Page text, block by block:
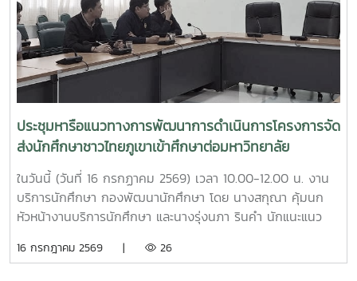
เนื่องจากปีการศึกษา 2568 จำนวน 9 ทุน2. จัดสรรทุนการศึกษา
ให้แก่นักศึกษารายใหม่ ประจำปีการศึกษา 2569 จำนวน 11 ทุนทุน
การศึกษาไม่ต่อเนื่อง (ให้ 1 ปีการศึกษา) 1. จัดสรรทุนการศึกษา
ให้แก่นักศึกษารายใหม่ ประจำปีการศึกษา 2569 จำนวน 5 ทุน
คือมหาวิทยาลัยแม่โจ้ - เชียงใหม่ จำนวน 3 ทุนมหาวิทยาลัยแม่โจ้
– แพร่ เฉลิมพระเกียรติ จำนวน 1 ทุนและมหาวิทยาลัยแม่โจ้ -
ชุมพร จำนวน 1 ทุนคุณสมบัติของผู้สมัครขอรับทุนการศึกษา1.
เป็นนักศึกษาระดับปริญญาตรีทุกชั้นปี ที่ลงทะเบียนเรียนภาค
เรียนที่ 1 ในปีการศึกษา 25692. เป็นนักศึกษาขาดแคลนทุน
ทรัพย์ในการศึกษา เป็นนักศึกษาที่มีความประพฤติ เรียบร้อย และ
ไม่เคยถูกลงโทษทางวินัยนักศึกษา3. ไม่เป็นนักศึกษาที่เป็น
ข้าราชการ พนักงานของรัฐ หรือพนักงานรัฐวิสาหกิจ4.
คะแนนเฉลี่ยสะสม (GPAX) รวมทุกรายวิชาเกรดเฉลี่ย 2.00 ขึ้นไป
ประชุมหารือแนวทางการพัฒนาการดำเนินการโครงการจัด
ส่งนักศึกษาชาวไทยภูเขาเข้าศึกษาต่อมหาวิทยาลัย
ในวันนี้ (วันที่ 16 กรกฏาคม 2569) เวลา 10.00-12.00 น. งาน
บริการนักศึกษา กองพัฒนานักศึกษา โดย นางสกุณา คุ้มนก
หัวหน้างานบริการนักศึกษา และนางรุ่งนภา รินคำ นักแนะแนว
หน้าที่กรมการปกครอง นำโดย คุณณัฏฐวรรธน์ ตรีณาวงษ์,
16 กรกฎาคม 2569 | 26